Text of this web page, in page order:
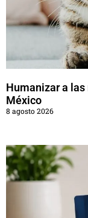
Humanizar a
México
8 agosto 2026